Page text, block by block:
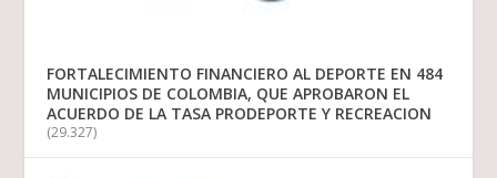
FORTALECIMIENTO FINANCIERO AL DEPORTE EN 484
MUNICIPIOS DE COLOMBIA, QUE APROBARON EL
ACUERDO DE LA TASA PRODEPORTE Y RECREACION
(29.327)